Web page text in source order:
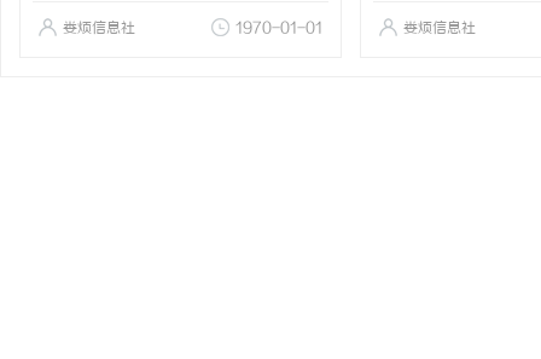
娄烦信息社 1970-01-01 娄烦信息社